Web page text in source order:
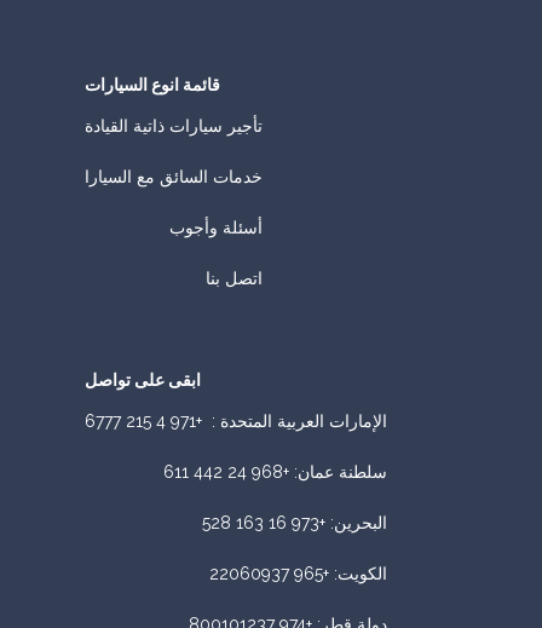
قائمة انوع السيارات
تأجير سيارات ذاتية القيادة
خدمات السائق مع السيارا
أسئلة وأجوب
اتصل بنا
ابقى على تواصل
الإمارات العربية المتحدة : +971 4 215 6777
سلطنة عمان:
+968 24 442 611
البحرين:
+973 16 163 528
الكويت:
+965 22060937